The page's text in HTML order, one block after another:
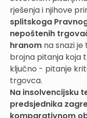
rješenja i njihove
splitskoga
nepoštenih
hranom na snazi
brojna pitanja koja
ključno - pitanje
trgovca.
Na insolvencijsku
predsjednika